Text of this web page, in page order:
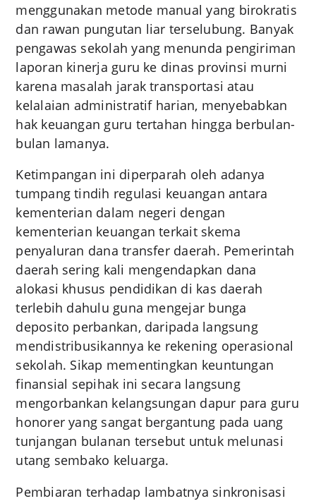
menggunakan metode manual yang birokratis
dan rawan pungutan liar terselubung. Banyak
pengawas sekolah yang menunda pengiriman
laporan kinerja guru ke dinas provinsi murni
karena masalah jarak transportasi atau
kelalaian administratif harian, menyebabkan
hak keuangan guru tertahan hingga berbulan-
bulan lamanya.
Ketimpangan ini diperparah oleh adanya
tumpang tindih regulasi keuangan antara
kementerian dalam negeri dengan
kementerian keuangan terkait skema
penyaluran dana transfer daerah. Pemerintah
daerah sering kali mengendapkan dana
alokasi khusus pendidikan di kas daerah
terlebih dahulu guna mengejar bunga
deposito perbankan, daripada langsung
mendistribusikannya ke rekening operasional
sekolah. Sikap mementingkan keuntungan
finansial sepihak ini secara langsung
mengorbankan kelangsungan dapur para guru
honorer yang sangat bergantung pada uang
tunjangan bulanan tersebut untuk melunasi
utang sembako keluarga.
Pembiaran terhadap lambatnya sinkronisasi